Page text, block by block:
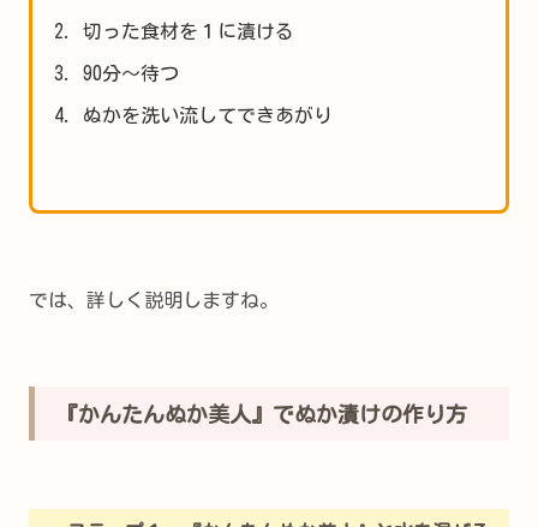
切った食材を１に漬ける
90分～待つ
ぬかを洗い流してできあがり
では、詳しく説明しますね。
『かんたんぬか美人』でぬか漬けの作り方